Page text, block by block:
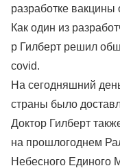
разработке вакцины
Как один из
р Гилберт решил
covid.
На сегодняшний
страны было
Доктор Гилберт
на прошлогоднем
Небесного Единого